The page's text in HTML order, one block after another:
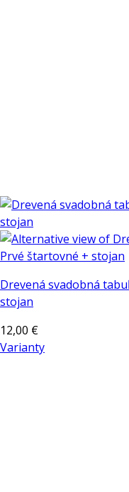
Drevená svadobná
stojan
12,00 €
Varianty